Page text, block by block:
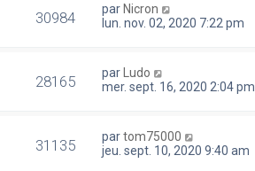
30984 par Nicron
lun. nov. 02, 2020 7:22 pm
28165 par
Ludo
mer. sept. 16, 2020 2:04 pm
31135 partom75000
jeu. sept. 10, 2020 9:40 am